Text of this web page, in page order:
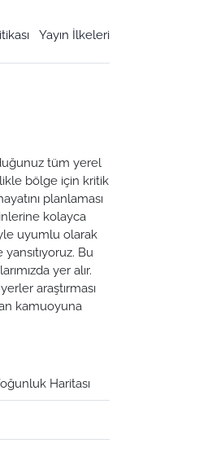
Yayın İlkeleri
tüm yerel
bölge için kritik
planlaması
kolayca
uyumlu olarak
Bu
yer alır.
araştırması
kamuoyuna
Haritası